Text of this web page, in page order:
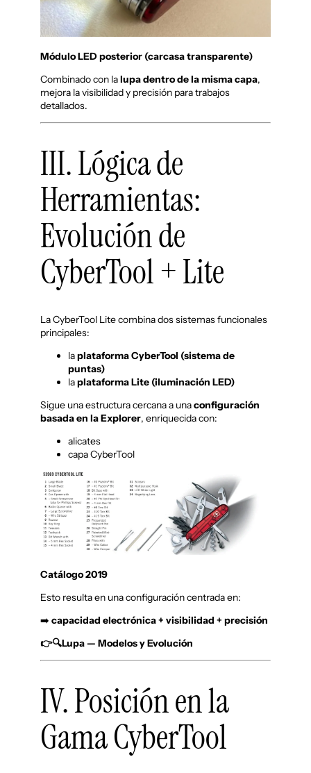
Módulo LED posterior (carcasa transparente)
Combinado con lalupa dentro de la misma capa,
mejora la visibilidad y precisión para trabajos
detallados.
III. Lógica de
Herramientas:
Evolución de
CyberTool + Lite
La CyberTool Lite combina dos sistemas funcionales
principales:
laplataforma CyberTool (sistema de
puntas)
laplataforma Lite (iluminación LED)
Sigue una estructura cercana a unaconfiguración
basada en la Explorer, enriquecida con:
alicates
capa CyberTool
Catálogo 2019
Esto resulta en una configuración centrada en:
➡️ capacidad electrónica + visibilidad + precisión
👉🔍Lupa — Modelos y Evolución
IV. Posición en la
Gama CyberTool